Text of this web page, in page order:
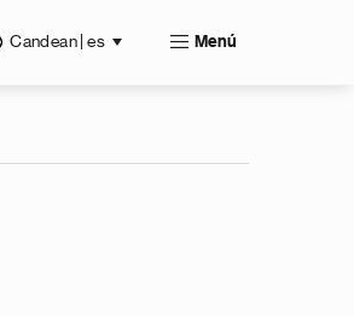
Candean | es Menú